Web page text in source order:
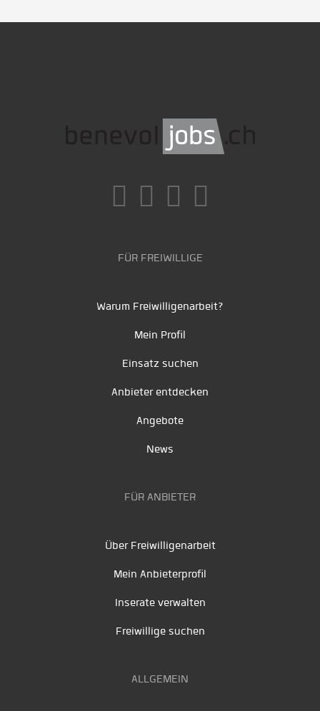
FÜR FREIWILLIGE
Warum Freiwilligenarbeit?
Mein Profil
Einsatz suchen
Anbieter entdecken
Angebote
News
FÜR ANBIETER
Über Freiwilligenarbeit
Mein Anbieterprofil
Inserate verwalten
Freiwillige suchen
ALLGEMEIN